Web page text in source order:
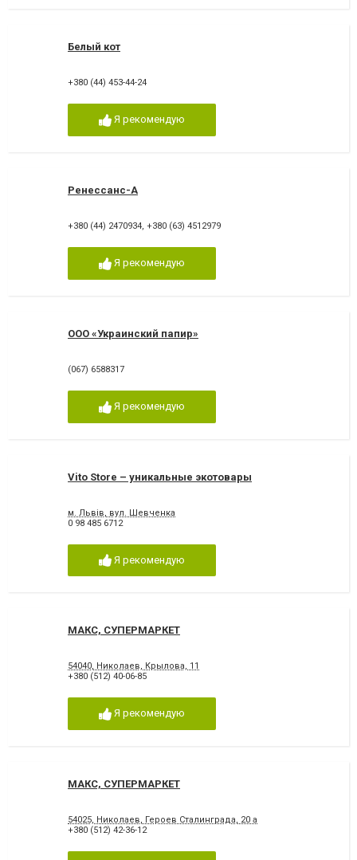
Белый кот
+380 (44) 453-44-24
Я рекомендую
Ренессанс-А
+380 (44) 2470934, +380 (63) 4512979
Я рекомендую
ООО «Украинский папир»
(067) 6588317
Я рекомендую
Vito Store – уникальные экотовары
м. Львів, вул. Шевченка
0 98 485 6712
Я рекомендую
МАКС, СУПЕРМАРКЕТ
54040, Николаев, Крылова, 11
+380 (512) 40-06-85
Я рекомендую
МАКС, СУПЕРМАРКЕТ
54025, Николаев, Героев Сталинграда, 20 а
+380 (512) 42-36-12